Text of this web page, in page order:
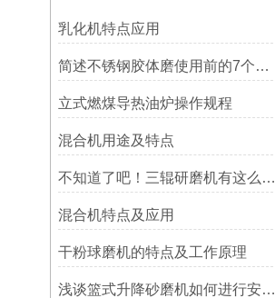
乳化机特点应用
简述不锈钢胶体磨使用前的7个准备工作
立式燃煤导热油炉操作规程
混合机用途及特点
不知道了吧！三辊研磨机有这么多的优点
混合机特点及应用
干粉球磨机的特点及工作原理
浅谈篮式升降砂磨机如何进行安装维护